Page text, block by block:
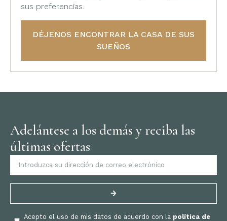
sus preferencias.
DÉJENOS ENCONTRAR LA CASA DE SUS
SUEÑOS
Adelántese a los demás y reciba las
últimas ofertas
Acepto el uso de mis datos de acuerdo con la política de